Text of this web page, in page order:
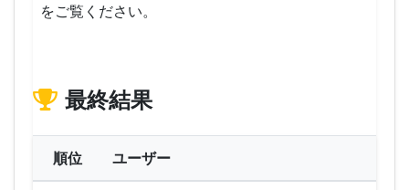
をご覧ください。
最終結果
順位 ユーザー